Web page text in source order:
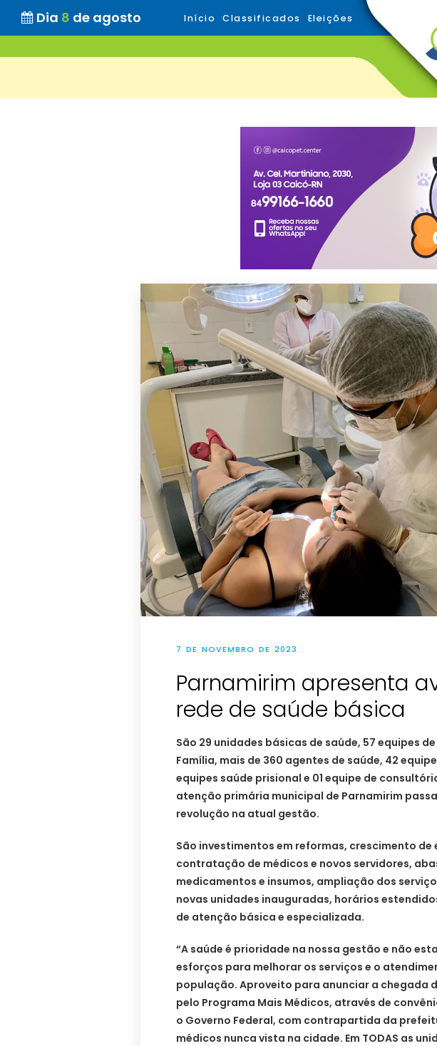
Dia 8 de agosto Início Classificados Eleições
7 DE NOVEMBRO DE 2023
Parnamirim apresenta
rede de saúde básica
São 29 unidades básicas de saúde, 57 equipes
Família, mais de 360 agentes de saúde, 42
equipes saúde prisional e 01 equipe de
atenção primária municipal de Parnamirim
revolução na atual gestão.
São investimentos em reformas, crescimento de
contratação de médicos e novos servidores,
medicamentos e insumos, ampliação dos
novas unidades inauguradas, horários
de atenção básica e especializada.
“A saúde é prioridade na nossa gestão e não
esforços para melhorar os serviços e o
população. Aproveito para anunciar a chegada
pelo Programa Mais Médicos, através de
o Governo Federal, com contrapartida da
médicos nunca vista na cidade. Em TODAS as